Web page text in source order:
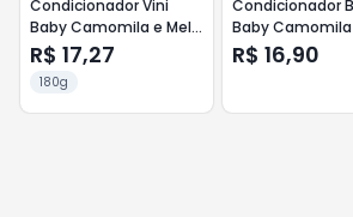
Condicionador Vini
Baby Camomila e Mel
180g
R$ 17,27
180g
Condicionador
Baby Camomila
R$ 16,90